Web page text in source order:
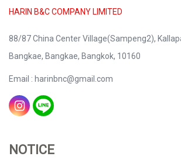
HARIN B&C COMPANY LIMITED
88/87 China Center Village(Sampeng2),
Bangkae, Bangkae, Bangkok, 10160
Email : harinbnc@gmail.com
NOTICE